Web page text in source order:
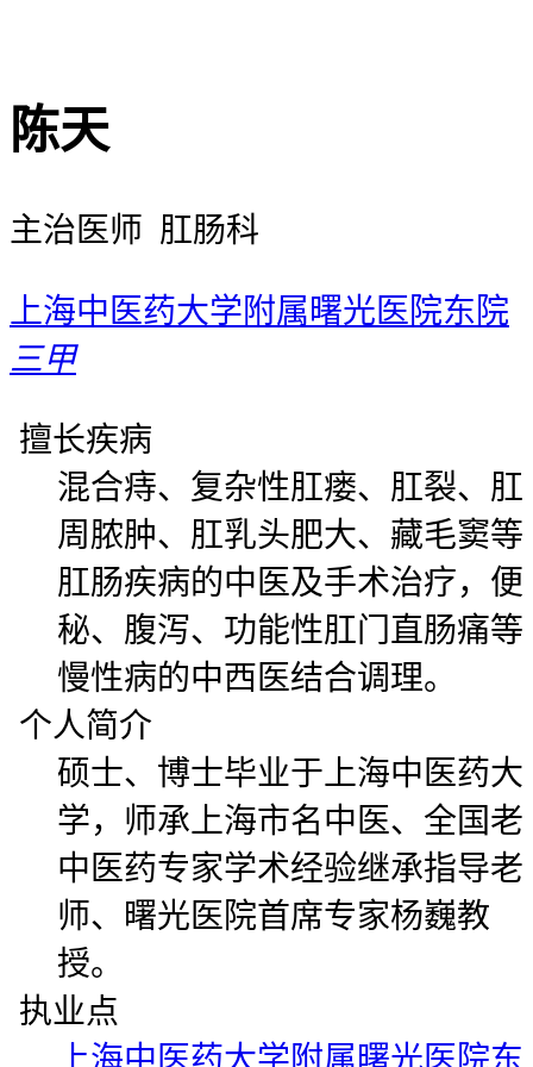
陈天
主治医师 肛肠科
上海中医药大学附属曙光医院东院
三甲
擅长疾病
混合痔、复杂性肛瘘、肛裂、肛
周脓肿、肛乳头肥大、藏毛窦等
肛肠疾病的中医及手术治疗，便
秘、腹泻、功能性肛门直肠痛等
慢性病的中西医结合调理。
个人简介
硕士、博士毕业于上海中医药大
学，师承上海市名中医、全国老
中医药专家学术经验继承指导老
师、曙光医院首席专家杨巍教
授。
执业点
上海中医药大学附属曙光医院东